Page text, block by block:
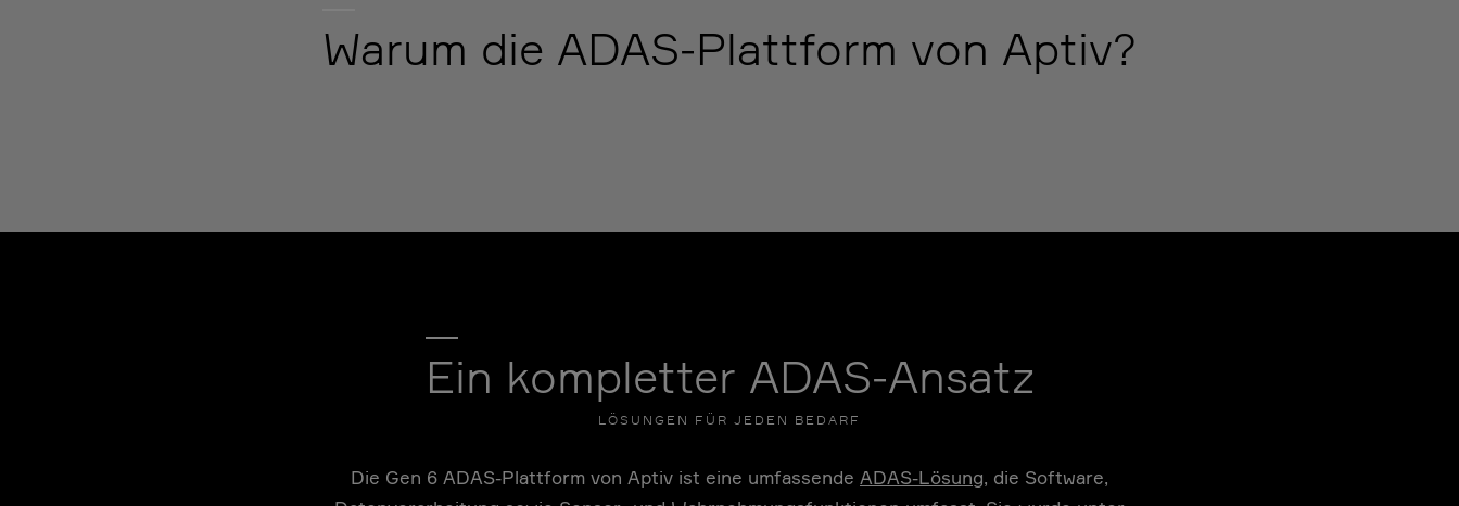
Warum die ADAS-Plattform von Aptiv?
Ein kompletter ADAS-Ansatz
LÖSUNGEN FÜR JEDEN BEDARF
Die Gen 6 ADAS-Plattform von Aptiv ist eine umfassende ADAS-Lösung, die Software,